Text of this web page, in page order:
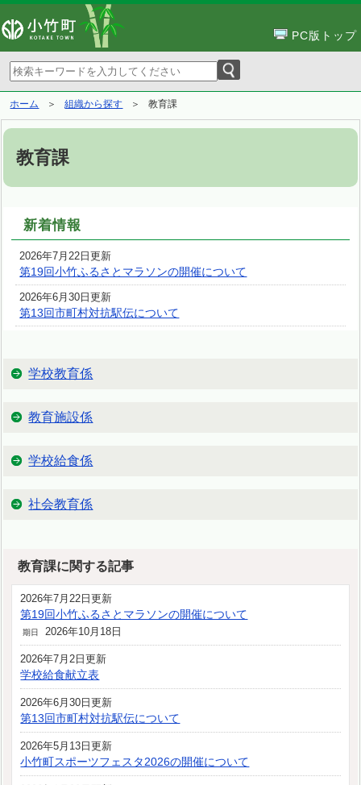
PC版トップ
ホーム 組織から探す 教育課
教育課
新着情報
2026年7月22日更新
第19回小竹ふるさとマラソンの開催について
2026年6月30日更新
第13回市町村対抗駅伝について
学校教育係
教育施設係
学校給食係
社会教育係
教育課に関する記事
2026年7月22日更新
第19回小竹ふるさとマラソンの開催について
期日 2026年10月18日
2026年7月2日更新
学校給食献立表
2026年6月30日更新
第13回市町村対抗駅伝について
2026年5月13日更新
小竹町スポーツフェスタ2026の開催について